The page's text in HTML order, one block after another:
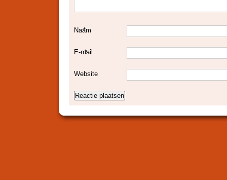
Naam
*
E-mail
*
Website